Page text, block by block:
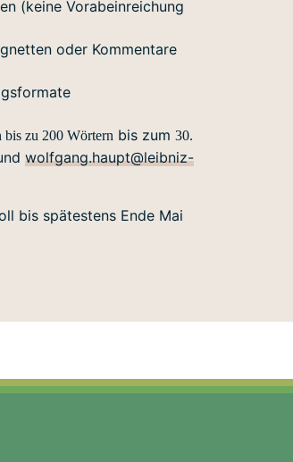
(keine Vorabeinreichung
oder Kommentare
zu 200 Wörtern bis zum30.
wolfgang.haupt@leibniz-
bis spätestens Ende Mai